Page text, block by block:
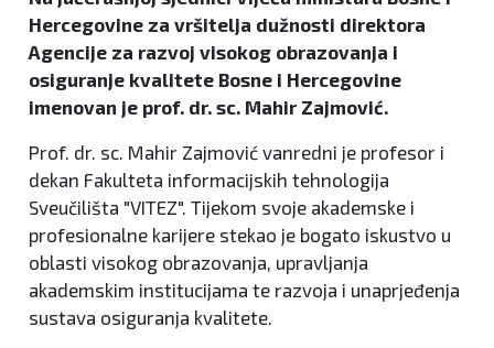
Hercegovine za vršitelja dužnosti direktora
Agencije za razvoj visokog obrazovanja i
osiguranje kvalitete Bosne i Hercegovine
imenovan je prof. dr. sc. Mahir Zajmović.
Prof. dr. sc. Mahir Zajmović vanredni je profesor i
dekan Fakulteta informacijskih tehnologija
Sveučilišta "VITEZ". Tijekom svoje akademske i
profesionalne karijere stekao je bogato iskustvo u
oblasti visokog obrazovanja, upravljanja
akademskim institucijama te razvoja i unaprjeđenja
sustava osiguranja kvalitete.